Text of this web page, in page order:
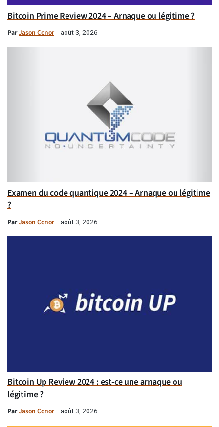
Bitcoin Prime Review 2024 – Arnaque ou légitime ?
ParJason Conor août 3, 2026
Examen du code quantique 2024 – Arnaque ou légitime
?
ParJason Conor août 3, 2026
Bitcoin Up Review 2024 : est-ce une arnaque ou
légitime ?
ParJason Conor août 3, 2026